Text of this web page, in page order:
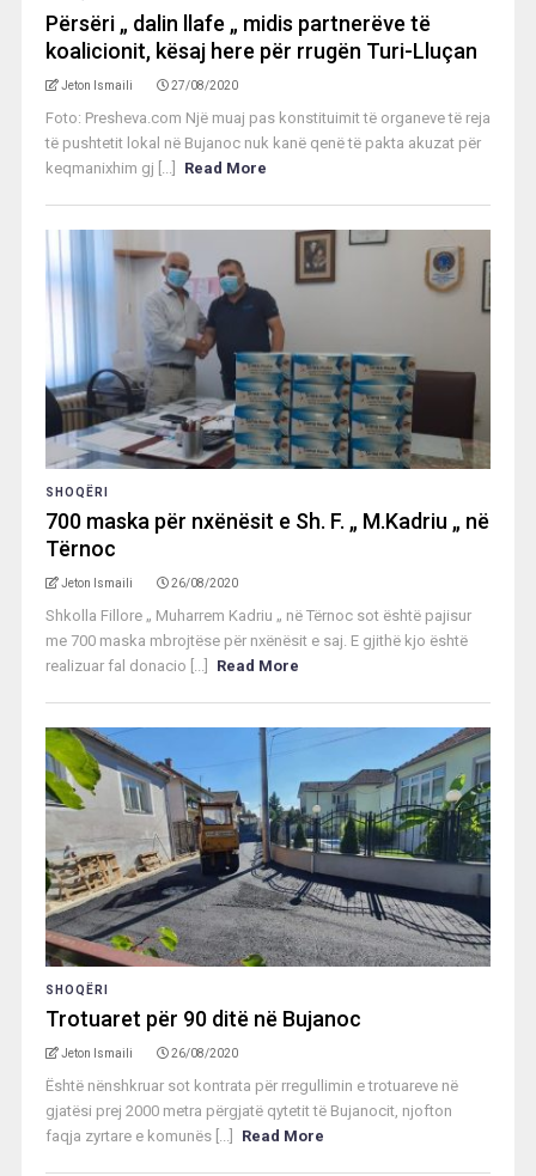
Përsëri „ dalin llafe „ midis partnerëve të
koalicionit, kësaj here për rrugën Turi-Lluçan
Jeton Ismaili 27/08/2020
Foto: Presheva.com Një muaj pas konstituimit të organeve të reja
të pushtetit lokal në Bujanoc nuk kanë qenë të pakta akuzat për
keqmanixhim gj [...]
Read More
SHOQËRI
700 maska për nxënësit e Sh. F. „ M.Kadriu „ në
Tërnoc
Jeton Ismaili 26/08/2020
Shkolla Fillore „ Muharrem Kadriu „ në Tërnoc sot është pajisur
me 700 maska mbrojtëse për nxënësit e saj. E gjithë kjo është
realizuar fal donacio [...]
Read More
SHOQËRI
Trotuaret për 90 ditë në Bujanoc
Jeton Ismaili 26/08/2020
Është nënshkruar sot kontrata për rregullimin e trotuareve në
gjatësi prej 2000 metra përgjatë qytetit të Bujanocit, njofton
faqja zyrtare e komunës [...]
Read More